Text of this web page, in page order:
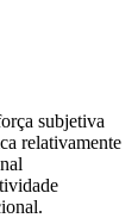
subjetiva
relativamente